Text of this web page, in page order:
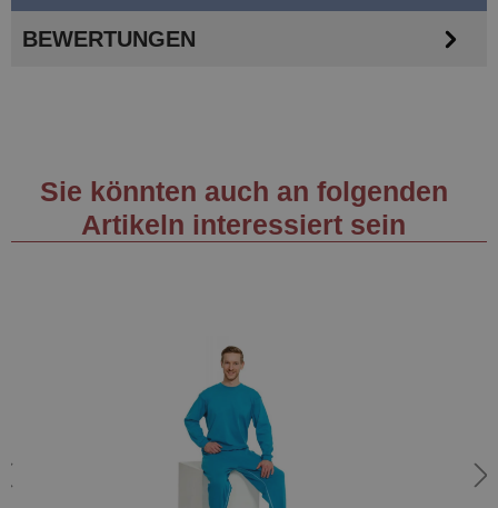
BEWERTUNGEN
Sie könnten auch an folgenden
Artikeln interessiert sein